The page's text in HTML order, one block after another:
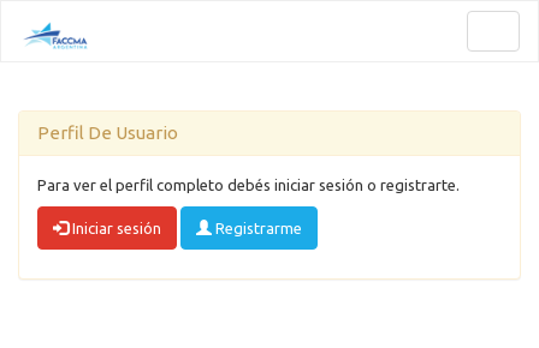
Perfil De Usuario
Para ver el perfil completo debés iniciar sesión o registrarte.
Iniciar sesión Registrarme